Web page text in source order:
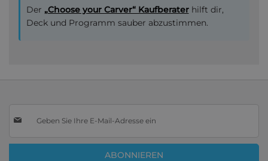
Der „Choose your Carver“ Kaufberaterhilft dir,
Deck und Programm sauber abzustimmen.
Sie
für
ABONNIEREN